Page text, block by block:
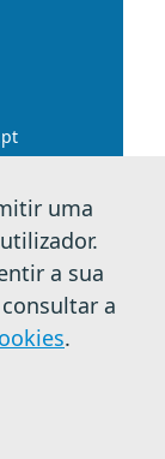
uma
a sua
a
.